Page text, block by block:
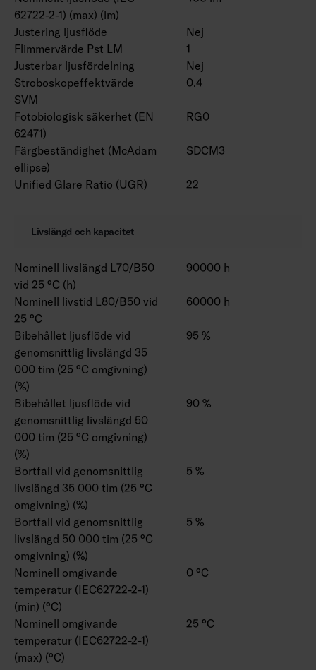
62722-2-1) (max) (lm)
Justering ljusflöde
Nej
Flimmervärde Pst LM
1
Justerbar ljusfördelning
Nej
Stroboskopeffektvärde
SVM
0.4
Fotobiologisk säkerhet (EN
62471)
RG0
Färgbeständighet (McAdam
ellipse)
SDCM3
Unified Glare Ratio (UGR) 22
Livslängd och kapacitet
Nominell livslängd L70/B50
vid 25 °C (h)
90000 h
Nominell livstid L80/B50 vid
25 °C
60000 h
Bibehållet ljusflöde vid
genomsnittlig livslängd 35
000 tim (25 °C omgivning)
(%)
95 %
Bibehållet ljusflöde vid
genomsnittlig livslängd 50
000 tim (25 °C omgivning)
(%)
90 %
Bortfall vid genomsnittlig
livslängd 35 000 tim (25 °C
omgivning) (%)
5 %
Bortfall vid genomsnittlig
livslängd 50 000 tim (25 °C
omgivning) (%)
5 %
Nominell omgivande
temperatur (IEC62722-2-1)
(min) (°C)
0 °C
Nominell omgivande
temperatur (IEC62722-2-1)
(max) (°C)
25 °C